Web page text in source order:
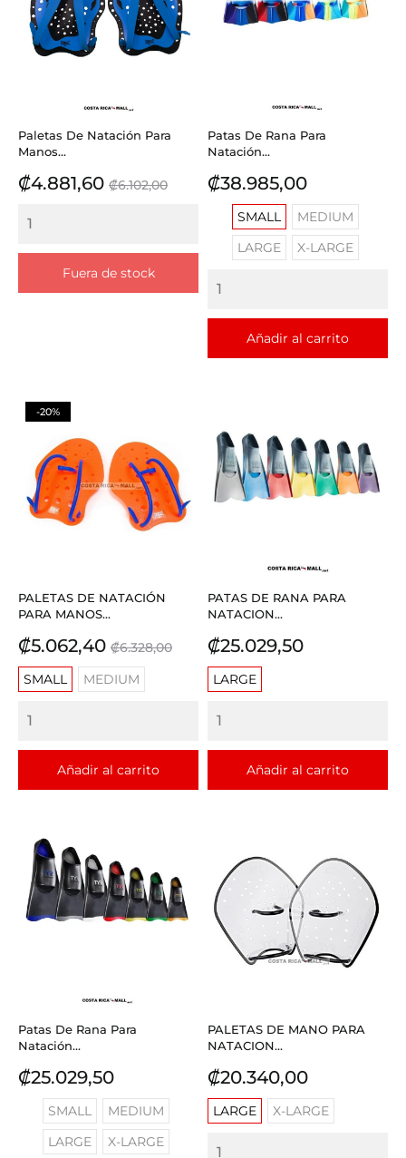
Paletas De Natación Para
Manos...
Precio
₡4.881,60 Precio
₡6.102,00
Fuera de stock
Patas De Rana Para
Natación...
Precio
₡38.985,00
SMALL
MEDIUM
LARGE
X-LARGE
Añadir al carrito
PALETAS DE NATACIÓN
PARA MANOS...
Precio
₡5.062,40 Precio
base
₡6.328,00
SMALL
MEDIUM
Añadir al carrito
-20%
PATAS DE RANA PARA
NATACION...
Precio
₡25.029,50
LARGE
Añadir al carrito
Patas De Rana Para
Natación...
Precio
₡25.029,50
SMALL
MEDIUM
LARGE
X-LARGE
PALETAS DE MANO PARA
NATACION...
Precio
₡20.340,00
LARGE X-LARGE